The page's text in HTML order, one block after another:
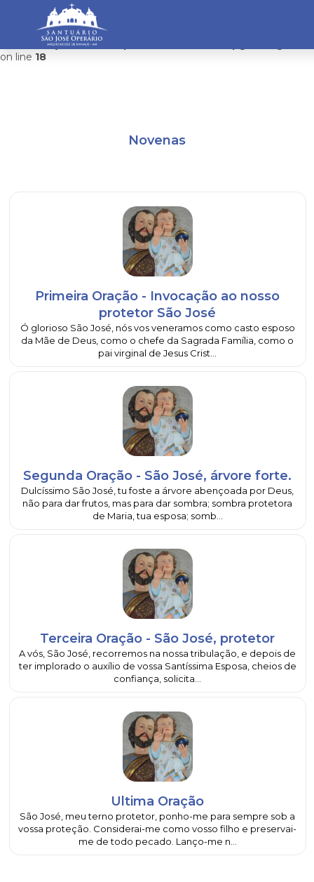
: mysqli_connect(): Headers and client library minor
version mismatch. Headers:101113 Library:100505 in
/home/saojosemanaus/public_html/restrito/pg/
on line 18
Novenas
Primeira Oração - Invocação ao nosso
protetor São José
Ó glorioso São José, nós vos veneramos como casto esposo
da Mãe de Deus, como o chefe da Sagrada Família, como o
pai virginal de Jesus Crist...
Segunda Oração - São José, árvore forte.
Dulcíssimo São José, tu foste a árvore abençoada por Deus,
não para dar frutos, mas para dar sombra; sombra protetora
de Maria, tua esposa; somb...
Terceira Oração - São José, protetor
A vós, São José, recorremos na nossa tribulação, e depois de
ter implorado o auxílio de vossa Santíssima Esposa, cheios de
confiança, solicita...
Ultima Oração
São José, meu terno protetor, ponho-me para sempre sob a
vossa proteção. Considerai-me como vosso filho e preservai-
me de todo pecado. Lanço-me n...